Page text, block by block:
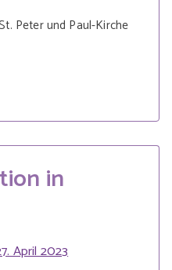
Peter und Paul-Kirche
in
April 2023